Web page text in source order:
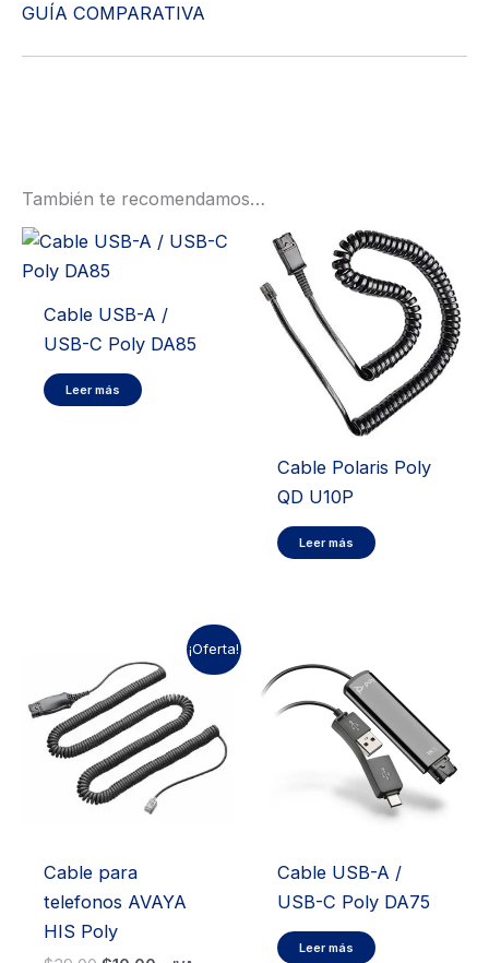
GUÍA COMPARATIVA
También te recomendamos…
Cable USB-A /
USB-C Poly DA85
Leer más
Cable Polaris Poly
QD U10P
Leer más
¡Oferta!
Cable para
telefonos AVAYA
HIS Poly
Cable USB-A /
USB-C Poly DA75
Leer más